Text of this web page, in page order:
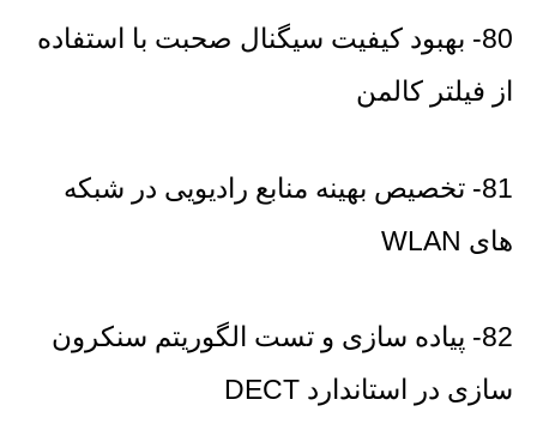
80- بهبود کیفیت سیگنال صحبت با استفاده
از فیلتر کالمن
81- تخصیص بهینه منابع رادیویی در شبکه
های WLAN
82- پیاده سازی و تست الگوریتم سنکرون
سازی در استاندارد DECT